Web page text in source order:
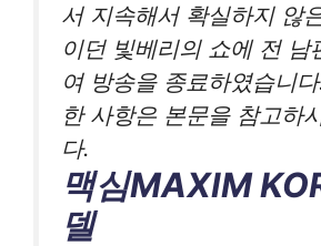
서 지속해서 확실하지 않
이던 빛베리의 쇼에 전 남
여 방송을 종료하였습니
한 사항은 본문을 참고하
다.
맥심MAXIM
델